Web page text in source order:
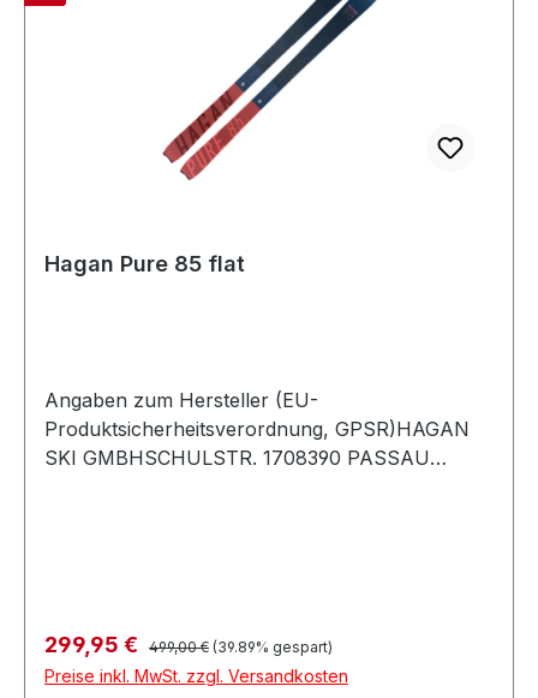
Hagan Pure 85 flat
Angaben zum Hersteller (EU-
Produktsicherheitsverordnung, GPSR)HAGAN
SKI GMBHSCHULSTR. 1708390 PASSAU
Verkaufspreis:
299,95 € Regulärer Preis:
499,00 € (39.89% gespart)
Preise inkl. MwSt. zzgl. Versandkosten